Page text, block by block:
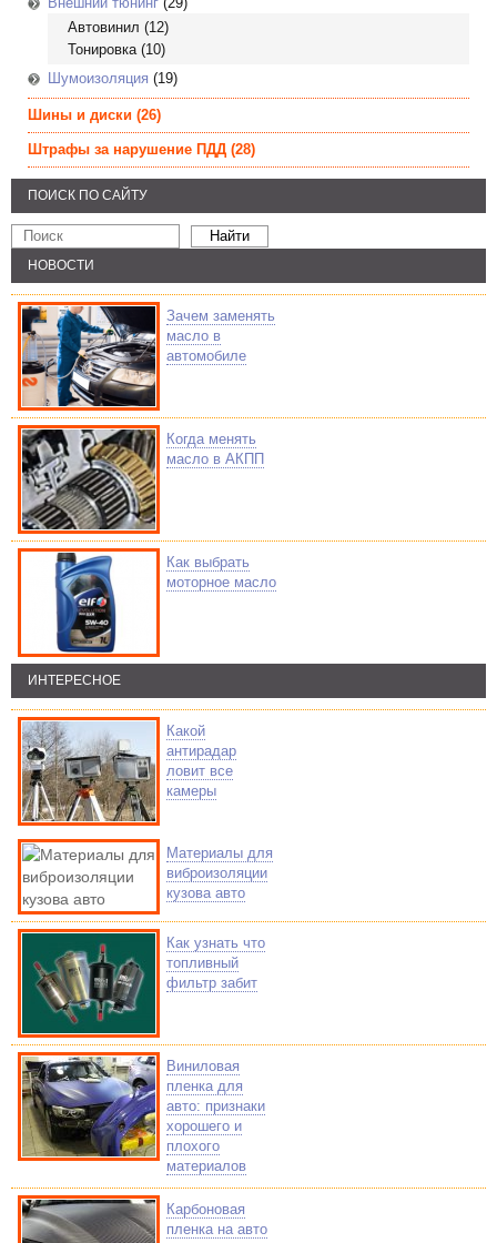
Автовинил (12)
Тонировка(10)
Шумоизоляция (19)
Шины и диски (26)
Штрафы за нарушение ПДД (28)
ПОИСК ПО САЙТУ
НОВОСТИ
Зачем заменять
масло в
автомобиле
Когда менять
масло в АКПП
Как выбрать
моторное масло
ИНТЕРЕСНОЕ
Какой
антирадар
ловит все
камеры
Материалы для
виброизоляции
кузова авто
Как узнать что
топливный
фильтр забит
Виниловая
пленка для
авто: признаки
хорошего и
плохого
материалов
Карбоновая
пленка на авто